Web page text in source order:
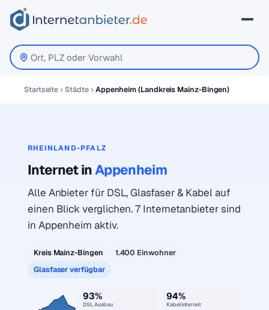
Startseite Städte Appenheim (Landkreis Mainz-Bingen)
RHEINLAND-PFALZ
Internet inAppenheim
Alle Anbieter für DSL, Glasfaser & Kabel auf
einen Blick verglichen. 7 Internetanbieter sind
in Appenheim aktiv.
Kreis Mainz-Bingen
1.400 Einwohner
Glasfaser verfügbar
93%
DSL Ausbau
94%
Kabelinternet